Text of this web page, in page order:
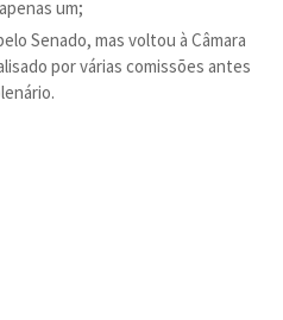
um;
Senado, mas voltou à Câmara
por várias comissões antes